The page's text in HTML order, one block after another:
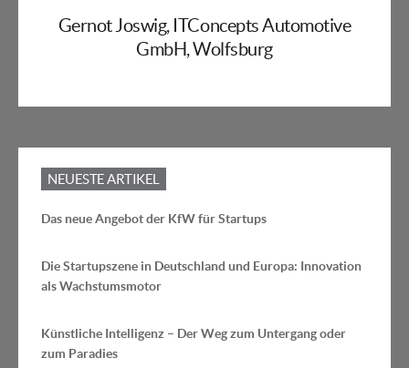
Gernot Joswig, ITConcepts Automotive
GmbH, Wolfsburg
NEUESTE ARTIKEL
Das neue Angebot der KfW für Startups
Die Startupszene in Deutschland und Europa: Innovation
als Wachstumsmotor
Künstliche Intelligenz – Der Weg zum Untergang oder
zum Paradies